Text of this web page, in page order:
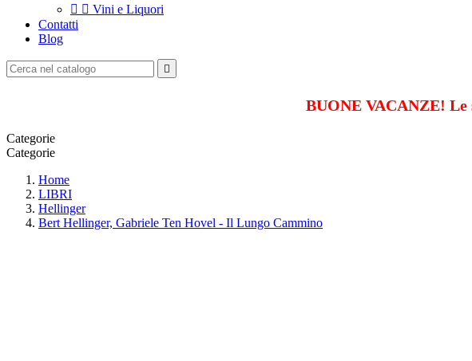
  Vini e Liquori
Contatti
Blog

BUONE VACANZE!
Categorie
Categorie
Home
LIBRI
Hellinger
Bert Hellinger, Gabriele Ten Hovel - Il Lungo Cammino